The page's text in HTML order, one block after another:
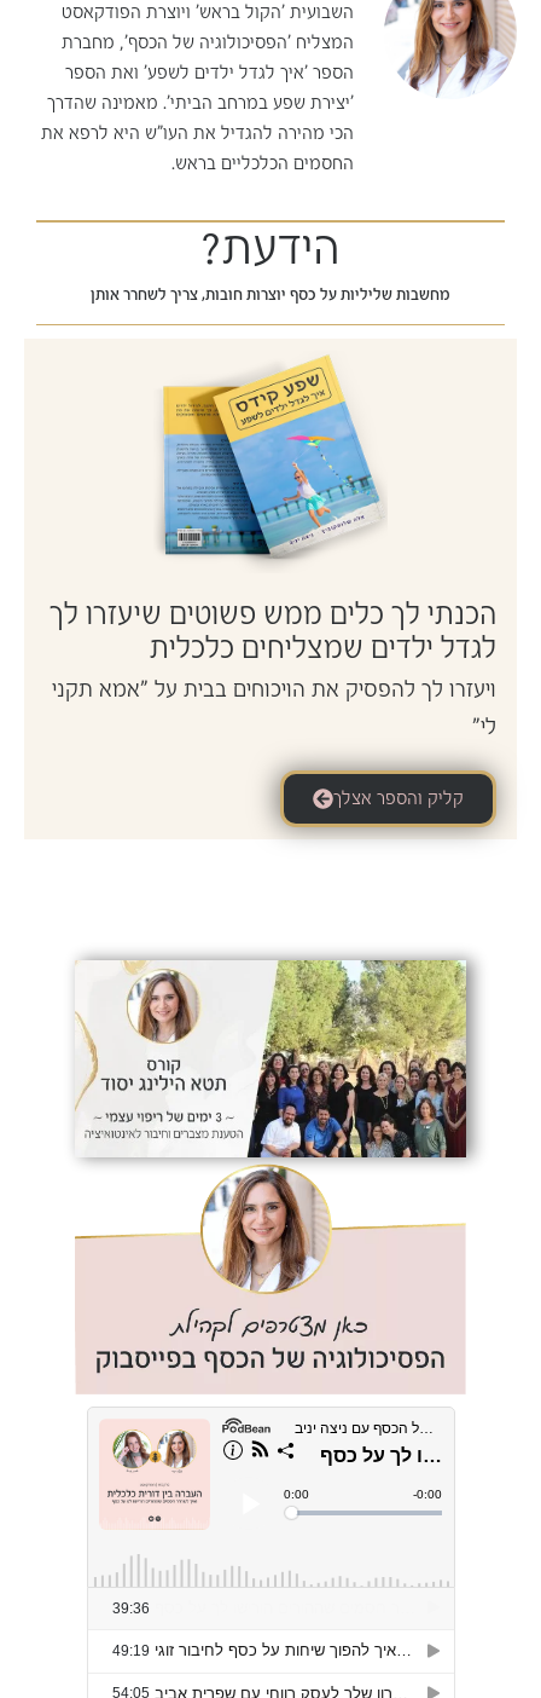
השבועית 'הקול בראש' ויוצרת הפודקאסט
המצליח 'הפסיכולוגיה של הכסף', מחברת
הספר 'איך לגדל ילדים לשפע' ואת הספר
'יצירת שפע במרחב הביתי'. מאמינה שהדרך
הכי מהירה להגדיל את העו"ש היא לרפא את
החסמים הכלכליים בראש.
הידעת?
מחשבות שליליות על כסף יוצרות חובות, צריך לשחרר אותן
הכנתי לך כלים ממש פשוטים שיעזרו לך
לגדל ילדים שמצליחים כלכלית
ויעזרו לך להפסיק את הויכוחים בבית על "אמא תקני
לי"
קליק והספר אצלך